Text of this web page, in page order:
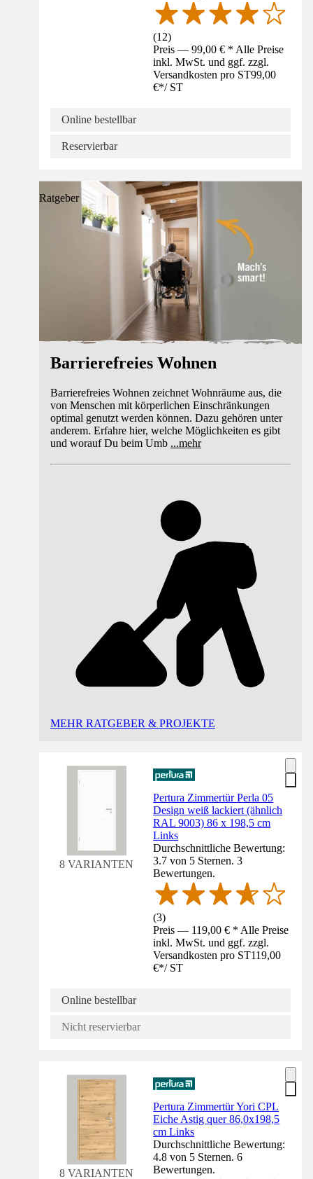
(12)
Preis — 99,00 € * Alle Preise
inkl. MwSt. und ggf. zzgl.
Versandkosten pro ST99,00
€*/ ST
Online bestellbar
Reservierbar
Ratgeber
Barrierefreies Wohnen
Barrierefreies Wohnen zeichnet Wohnräume aus, die
von Menschen mit körperlichen Einschränkungen
optimal genutzt werden können. Dazu gehören unter
anderem. Erfahre hier, welche Möglichkeiten es gibt
und worauf Du beim Umb ...mehr
MEHR RATGEBER & PROJEKTE
8 VARIANTEN
Pertura Zimmertür Perla 05
Design weiß lackiert (ähnlich
RAL 9003) 86 x 198,5 cm
Links
Durchschnittliche Bewertung:
3.7 von 5 Sternen. 3
Bewertungen.
(3)
Preis — 119,00 € * Alle Preise
inkl. MwSt. und ggf. zzgl.
Versandkosten pro ST119,00
€*/ ST
Online bestellbar
Nicht reservierbar
8 VARIANTEN
Pertura Zimmertür Yori CPL
Eiche Astig quer 86,0x198,5
cm Links
Durchschnittliche Bewertung:
4.8 von 5 Sternen. 6
Bewertungen.